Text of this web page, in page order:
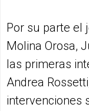
Por su parte el
Molina Orosa,
las primeras
Andrea
intervenciones